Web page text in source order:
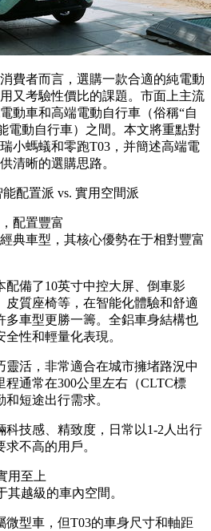
費者而言，選購一款合適的純電動
又考驗性價比的課題。市面上主流
動車和高端電動自行車（俗稱“自
電動自行車）之間。本文將重點對
小螞蟻和零跑T03，并簡述高端電
清晰的選購思路。
配置派 vs. 實用空間派
配置豐富
典車型，其核心優勢在于相對豐富
配備了10英寸中控大屏、倒車影
皮質座椅等，在智能化體驗和舒適
多車型更勝一籌。全鋁車身結構也
性和輕量化表現。
靈活，非常適合在城市擁堵路況中
程通常在300公里左右（CLTC標
短途出行需求。
科技感、精致度，日常以1-2人出行
不高的用戶。
用至上
越級的車內空間。
微型車，但T03的車身尺寸和軸距